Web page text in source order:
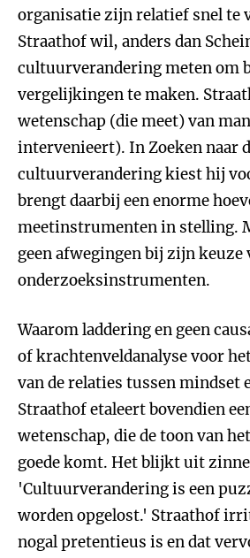
organisatie zijn relatief snel te
Straathof wil, anders dan
cultuurverandering meten om
vergelijkingen te maken.
wetenschap (die meet) van
intervenieert). In Zoeken naar
cultuurverandering kiest hij
brengt daarbij een enorme
meetinstrumenten in stelling.
geen afwegingen bij zijn keuze
onderzoeksinstrumenten.
Waarom laddering en geen
of krachtenveldanalyse voor
van de relaties tussen mindset
Straathof etaleert bovendien
wetenschap, die de toon van
goede komt. Het blijkt uit
'Cultuurverandering is een
worden opgelost.' Straathof
nogal pretentieus is en dat